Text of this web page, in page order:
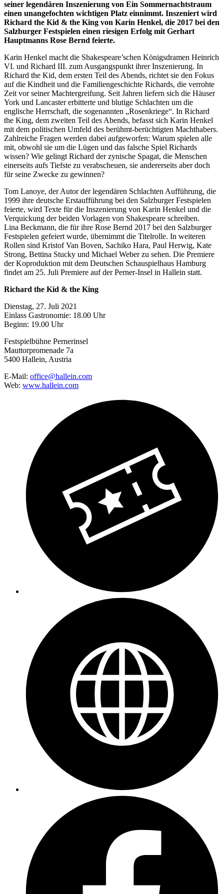
seiner legendären Inszenierung von Ein Sommernachtstraum
einen unangefochten wichtigen Platz einnimmt. Inszeniert wird
Richard the Kid & the King von Karin Henkel, die 2017 bei den
Salzburger Festspielen einen riesigen Erfolg mit Gerhart
Hauptmanns Rose Bernd feierte.
Karin Henkel macht die Shakespeare’schen Königsdramen Heinrich
VI. und Richard III. zum Ausgangspunkt ihrer Inszenierung. In
Richard the Kid, dem ersten Teil des Abends, richtet sie den Fokus
auf die Kindheit und die Familiengeschichte Richards, die verrohte
Zeit vor seiner Machtergreifung. Seit Jahren liefern sich die Häuser
York und Lancaster erbitterte und blutige Schlachten um die
englische Herrschaft, die sogenannten „Rosenkriege“. In Richard
the King, dem zweiten Teil des Abends, befasst sich Karin Henkel
mit dem politischen Umfeld des berühmt-berüchtigten Machthabers.
Zahlreiche Fragen werden dabei aufgeworfen: Warum spielen alle
mit, obwohl sie um die Lügen und das falsche Spiel Richards
wissen? Wie gelingt Richard der zynische Spagat, die Menschen
einerseits aufs Tiefste zu verabscheuen, sie andererseits aber doch
für seine Zwecke zu gewinnen?
Tom Lanoye, der Autor der legendären Schlachten Aufführung, die
1999 ihre deutsche Erstaufführung bei den Salzburger Festspielen
feierte, wird Texte für die Inszenierung von Karin Henkel und die
Verquickung der beiden Vorlagen von Shakespeare schreiben.
Lina Beckmann, die für ihre Rose Bernd 2017 bei den Salzburger
Festspielen gefeiert wurde, übernimmt die Titelrolle. In weiteren
Rollen sind Kristof Van Boven, Sachiko Hara, Paul Herwig, Kate
Strong, Bettina Stucky und Michael Weber zu sehen. Die Premiere
der Koproduktion mit dem Deutschen Schauspielhaus Hamburg
findet am 25. Juli Premiere auf der Perner-Insel in Hallein statt.
Richard the Kid & the King
Dienstag, 27. Juli 2021
Einlass Gastronomie: 18.00 Uhr
Beginn: 19.00 Uhr
Festspielbühne Pernerinsel
Mauttorpromenade 7a
5400 Hallein, Austria
E-Mail: office@hallein.com
Web: www.hallein.com